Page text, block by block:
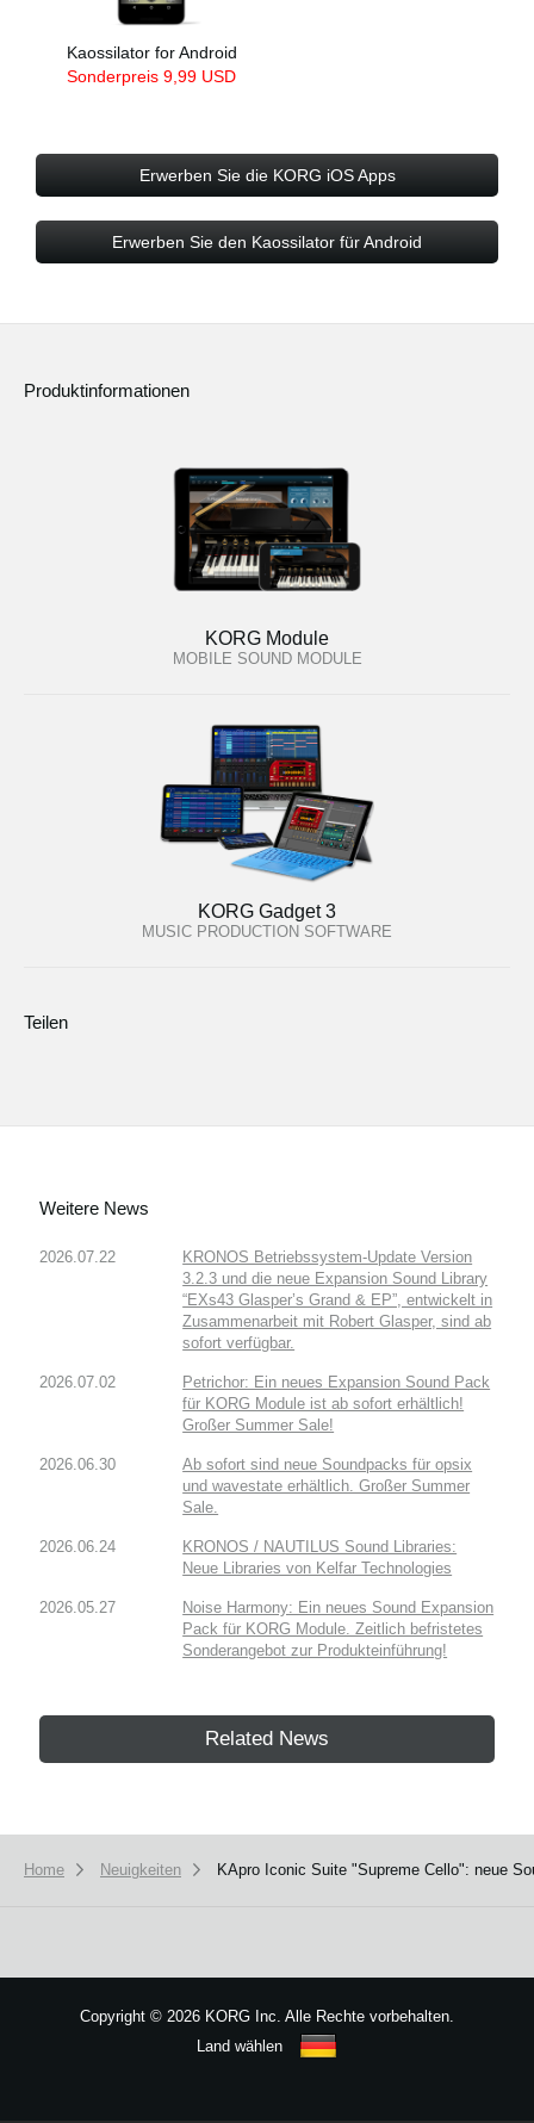
Kaossilator for Android
Sonderpreis 9,99 USD
Erwerben Sie die KORG iOS Apps
Erwerben Sie den Kaossilator für Android
Produktinformationen
KORG Module
MOBILE SOUND MODULE
KORG Gadget 3
MUSIC PRODUCTION SOFTWARE
Teilen
Weitere News
2026.07.22
KRONOS Betriebssystem-Update Version
3.2.3 und die neue Expansion Sound Library
“EXs43 Glasper’s Grand & EP”, entwickelt in
Zusammenarbeit mit Robert Glasper, sind ab
sofort verfügbar.
2026.07.02
Petrichor: Ein neues Expansion Sound Pack
für KORG Module ist ab sofort erhältlich!
Großer Summer Sale!
2026.06.30
Ab sofort sind neue Soundpacks für opsix
und wavestate erhältlich. Großer Summer
Sale.
2026.06.24
KRONOS / NAUTILUS Sound Libraries:
Neue Libraries von Kelfar Technologies
2026.05.27
Noise Harmony: Ein neues Sound Expansion
Pack für KORG Module. Zeitlich befristetes
Sonderangebot zur Produkteinführung!
Related News
Home Neuigkeiten KApro Iconic Suite "Supreme Cello": neue
Copyright © 2026 KORG Inc. Alle Rechte vorbehalten.
Land wählen